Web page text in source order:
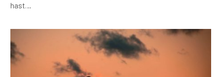
hast…